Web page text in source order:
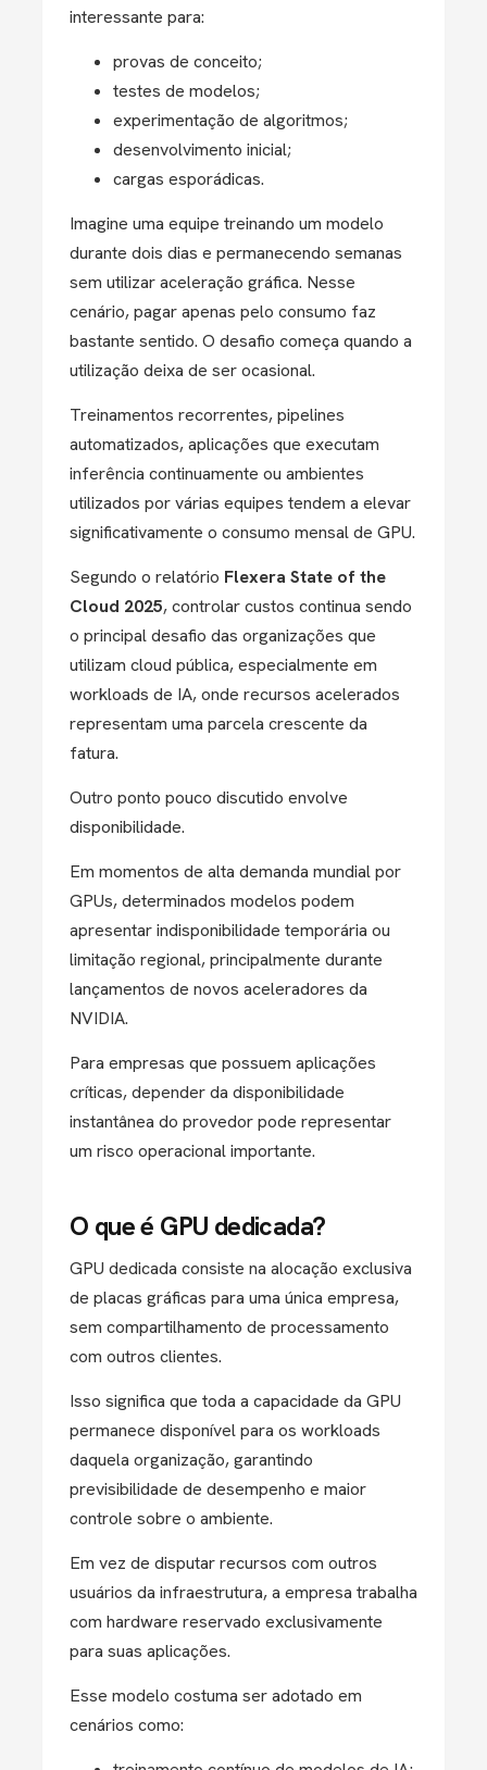
interessante para:
provas de conceito;
testes de modelos;
experimentação de algoritmos;
desenvolvimento inicial;
cargas esporádicas.
Imagine uma equipe treinando um modelo
durante dois dias e permanecendo semanas
sem utilizar aceleração gráfica. Nesse
cenário, pagar apenas pelo consumo faz
bastante sentido. O desafio começa quando a
utilização deixa de ser ocasional.
Treinamentos recorrentes, pipelines
automatizados, aplicações que executam
inferência continuamente ou ambientes
utilizados por várias equipes tendem a elevar
significativamente o consumo mensal de GPU.
Segundo o relatório Flexera State of the
Cloud 2025, controlar custos continua sendo
o principal desafio das organizações que
utilizam cloud pública, especialmente em
workloads de IA, onde recursos acelerados
representam uma parcela crescente da
fatura.
Outro ponto pouco discutido envolve
disponibilidade.
Em momentos de alta demanda mundial por
GPUs, determinados modelos podem
apresentar indisponibilidade temporária ou
limitação regional, principalmente durante
lançamentos de novos aceleradores da
NVIDIA.
Para empresas que possuem aplicações
críticas, depender da disponibilidade
instantânea do provedor pode representar
um risco operacional importante.
O que é GPU dedicada?
GPU dedicada consiste na alocação exclusiva
de placas gráficas para uma única empresa,
sem compartilhamento de processamento
com outros clientes.
Isso significa que toda a capacidade da GPU
permanece disponível para os workloads
daquela organização, garantindo
previsibilidade de desempenho e maior
controle sobre o ambiente.
Em vez de disputar recursos com outros
usuários da infraestrutura, a empresa trabalha
com hardware reservado exclusivamente
para suas aplicações.
Esse modelo costuma ser adotado em
cenários como: